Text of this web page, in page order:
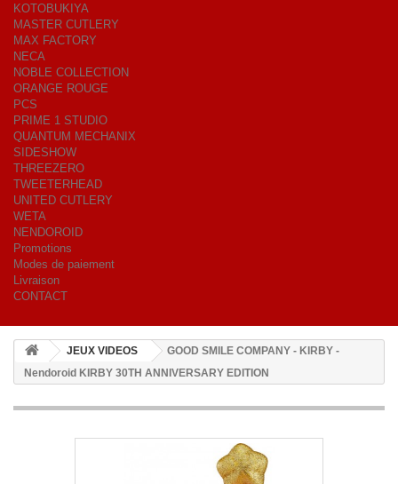
KOTOBUKIYA
MASTER CUTLERY
MAX FACTORY
NECA
NOBLE COLLECTION
ORANGE ROUGE
PCS
PRIME 1 STUDIO
QUANTUM MECHANIX
SIDESHOW
THREEZERO
TWEETERHEAD
UNITED CUTLERY
WETA
NENDOROID
Promotions
Modes de paiement
Livraison
CONTACT
JEUX VIDEOS
GOOD SMILE COMPANY - KIRBY -
Nendoroid KIRBY 30TH ANNIVERSARY EDITION